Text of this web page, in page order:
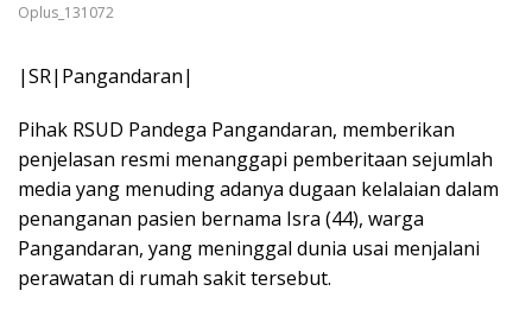
Oplus_131072
|SR|Pangandaran|
Pihak RSUD Pandega Pangandaran, memberikan
penjelasan resmi menanggapi pemberitaan sejumlah
media yang menuding adanya dugaan kelalaian dalam
penanganan pasien bernama Isra (44), warga
Pangandaran, yang meninggal dunia usai menjalani
perawatan di rumah sakit tersebut.